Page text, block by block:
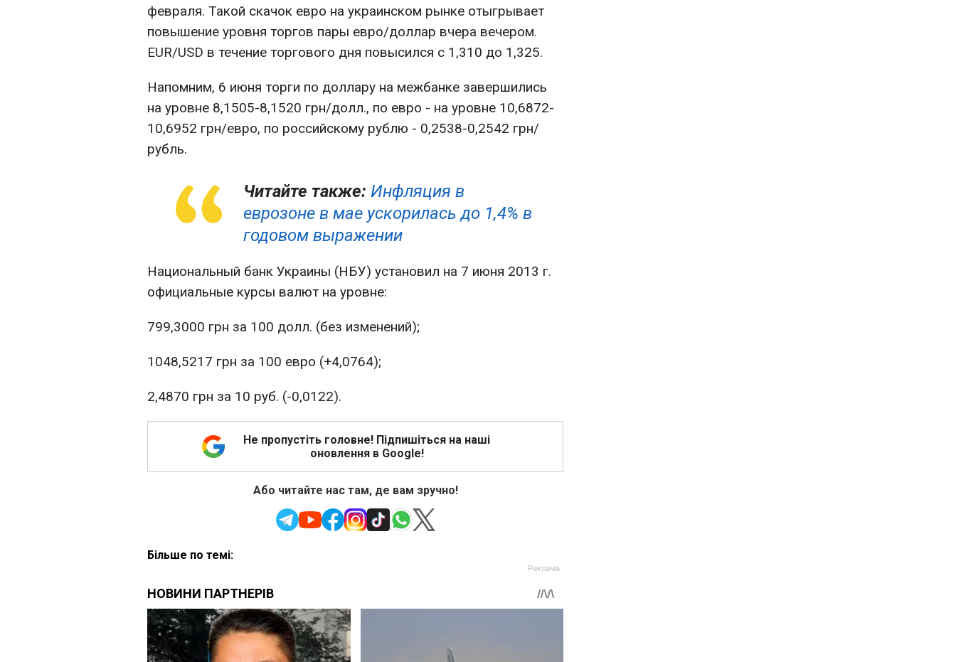
февраля. Такой скачок евро на украинском рынке отыгрывает
повышение уровня торгов пары евро/доллар вчера вечером.
EUR/USD в течение торгового дня повысился с 1,310 до 1,325.
Напомним, 6 июня торги по доллару на межбанке завершились
на уровне 8,1505-8,1520 грн/долл., по евро - на уровне 10,6872-
10,6952 грн/евро, по российскому рублю - 0,2538-0,2542 грн/
рубль.
Читайте также: Инфляция в
еврозоне в мае ускорилась до 1,4% в
годовом выражении
Национальный банк Украины (НБУ) установил на 7 июня 2013 г.
официальные курсы валют на уровне:
799,3000 грн за 100 долл. (без изменений);
1048,5217 грн за 100 евро (+4,0764);
2,4870 грн за 10 руб. (-0,0122).
Не пропустіть головне! Підпишіться на наші
оновлення в Google!
Або читайте нас там, де вам зручно!
Більше по темі: